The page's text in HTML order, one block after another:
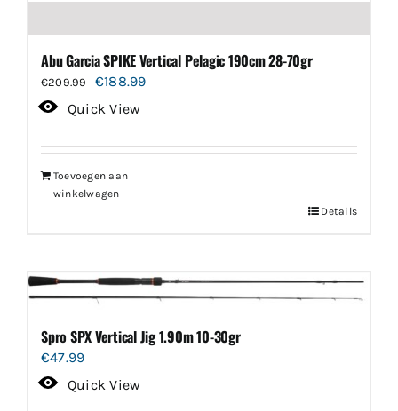
Abu Garcia SPIKE Vertical Pelagic 190cm 28-70gr
€209.99
Oorspronkelijke
prijs
€209.99.
€188.99Huidige
€188.99.
Quick View
Toevoegen aan
winkelwagen
Details
Spro SPX Vertical Jig 1.90m 10-30gr
€47.99
Quick View